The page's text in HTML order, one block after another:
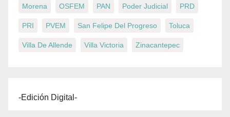
Morena OSFEM PAN Poder Judicial PRD
PRI PVEM San Felipe Del Progreso Toluca
Villa De Allende Villa Victoria Zinacantepec
-Edición Digital-